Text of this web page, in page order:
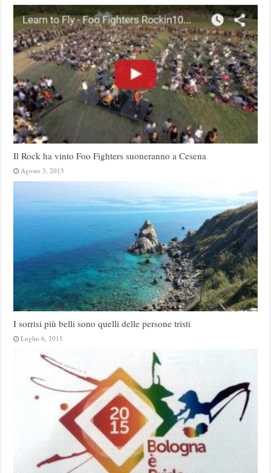
Il Rock ha vinto Foo Fighters suoneranno a Cesena
Agosto 3, 2015
I sorrisi più belli sono quelli delle persone tristi
Luglio 6, 2015